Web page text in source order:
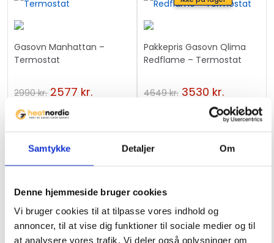
Samtykke Detaljer Om
Denne hjemmeside bruger cookies
Vi bruger cookies til at tilpasse vores indhold og
annoncer, til at vise dig funktioner til sociale medier og til
at analysere vores trafik. Vi deler også oplysninger om
!
Gasovn Manhattan –
Termostat
2990kr. 2577 kr.
Pakkepris Gasovn Qlima
Redflame – Termostat
4649kr. 3530 kr.
Pakkepris Gasovn Provence,
Blank sort – Termostat
Kuchoma Komfur
1488kr. 1368.20kr.